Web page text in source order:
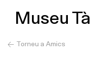
Museu
Torneu a Amics